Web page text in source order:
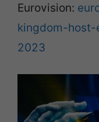
Eurovision:
kingdom-
2023